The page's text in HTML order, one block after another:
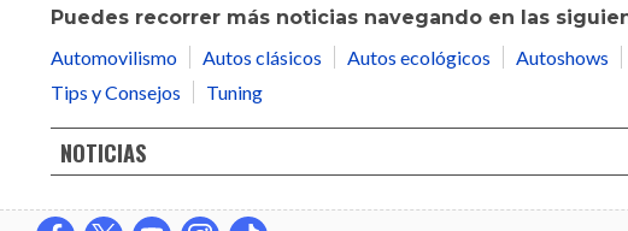
Puedes recorrer más noticias navegando en las
Automovilismo
Autos clásicos Autos ecológicos Autoshows
Tips y Consejos
Tuning
NOTICIAS